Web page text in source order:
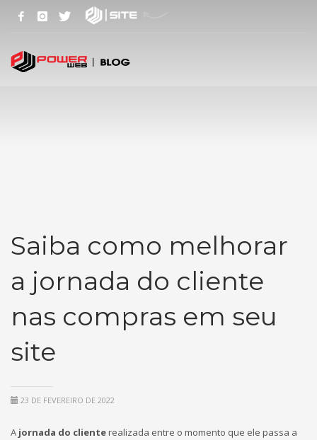
Saiba como melhorar
a jornada do cliente
nas compras em seu
site
23 DE FEVEREIRO DE 2022
A jornada do clienterealizada entre o momento que ele passa a